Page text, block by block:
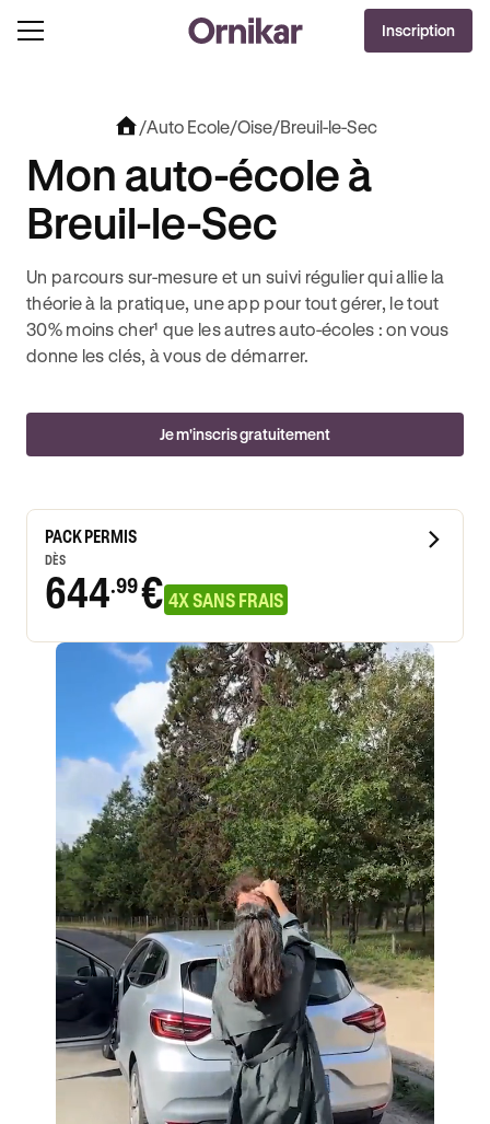
OFFRE EXCLUSIVE
OFFERTS AVEC REVOLUT + 3 MOIS DEEZER PREMIUM OFFERTS* !J'EN PROFITE !
Inscription
/Auto Ecole/Oise/Breuil-le-Sec
Mon auto-école à
Breuil-le-Sec
Un parcours sur-mesure et un suivi régulier qui allie la
théorie à la pratique, une app pour tout gérer, le tout
30% moins cher¹ que les autres auto-écoles : on vous
donne les clés, à vous de démarrer.
Je m'inscris gratuitement
PACK PERMIS
DÈS
644.99€ 4X SANS FRAIS